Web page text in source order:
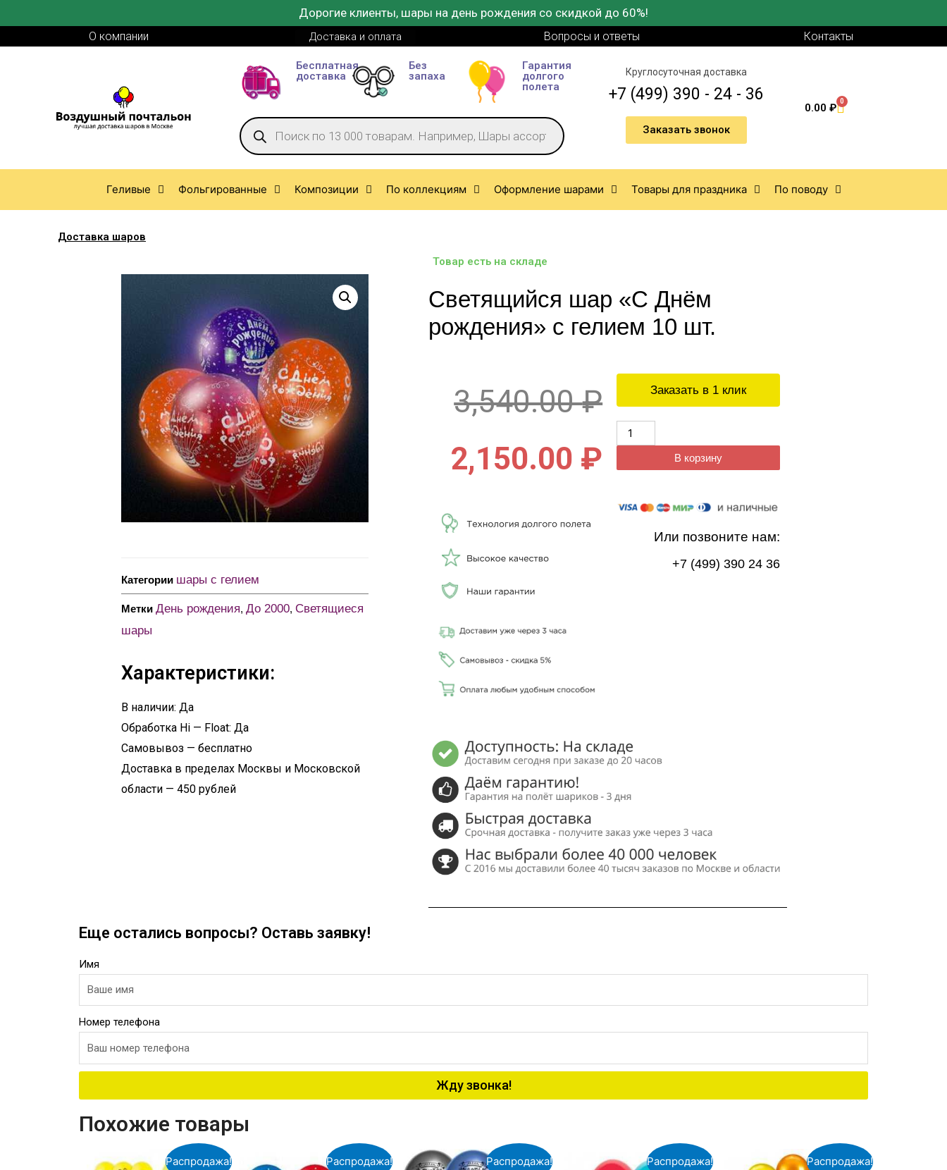
Дорогие клиенты, шары на день рождения со скидкой до 60%!
О компании Доставка и оплата Вопросы и ответы Контакты
Бесплатная
доставка
Без
запаха
Гарантия
долгого
полета
Круглосуточная доставка
+7 (499) 390 - 24 - 36
Заказать звонок
0.00₽ 0
Геливые Фольгированные Композиции По коллекциям Оформление шарами Товары для праздника По поводу
Доставка шаров
Категории шары с гелием
Метки День рождения, До 2000, Светящиеся
шары
Характеристики:
В наличии: Да
Обработка Hi — Float: Да
Самовывоз — бесплатно
Доставка в пределах Москвы и Московской
области — 450 рублей
Товар есть на складе
Светящийся шар «С Днём
рождения» с гелием 10 шт.
3,540.00₽
2,150.00 ₽
Заказать в 1 клик
В корзину
Или позвоните нам:
+7 (499) 390 24 36
Еще остались вопросы? Оставь заявку!
Имя
Номер телефона
Жду звонка!
Похожие товары
Распродажа! Распродажа! Распродажа! Распродажа! Распродажа!